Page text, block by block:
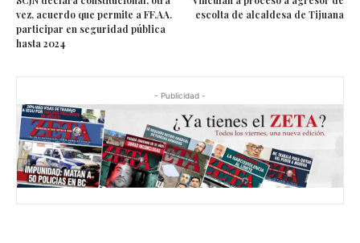
SCJN declara constitucional, otra
vez, acuerdo que permite a FF.AA.
participar en seguridad pública
hasta 2024
Vinculan a proceso a agresor de
escolta de alcaldesa de Tijuana
- Publicidad -